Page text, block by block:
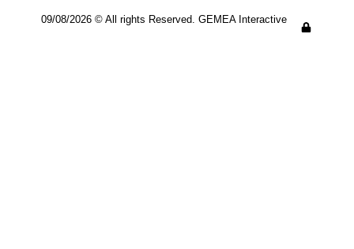
09/08/2026 © All rights Reserved. GEMEA Interactive